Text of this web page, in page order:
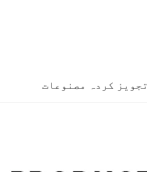
تجویز کردہ مصنوعات